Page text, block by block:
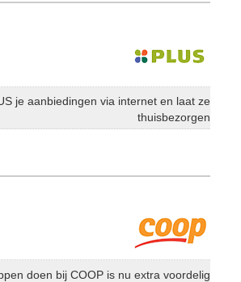
je aanbiedingen via internet en laat ze
thuisbezorgen
doen bij COOP is nu extra voordelig